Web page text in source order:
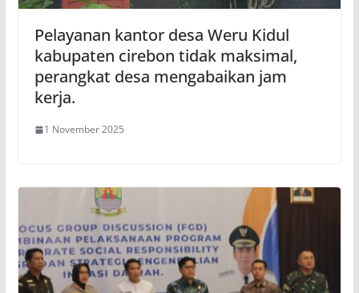
Pelayanan kantor desa Weru Kidul
kabupaten cirebon tidak maksimal,
perangkat desa mengabaikan jam
kerja.
1 November 2025